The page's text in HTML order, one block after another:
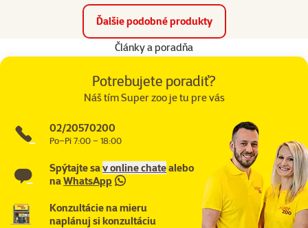
Ďalšie podobné produkty
Články a poradňa
Potrebujete poradiť?
Náš tím Super zoo je tu pre vás
02/20570200
Po–Pi 7:00 – 18:00
Spýtajte sav online chatealebo
naWhatsApp
Konzultácie na mieru
naplánuj si konzultáciu